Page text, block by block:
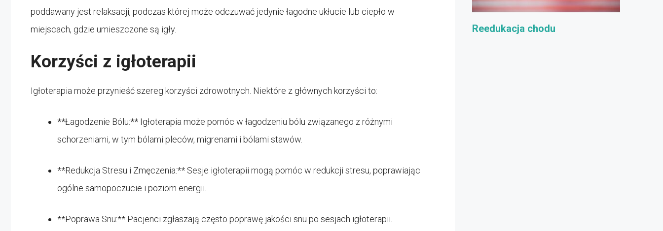
poddawany jest relaksacji, podczas której może odczuwać jedynie łagodne ukłucie lub ciepło w
miejscach, gdzie umieszczone są igły.
Korzyści z igłoterapii
Igłoterapia może przynieść szereg korzyści zdrowotnych. Niektóre z głównych korzyści to:
**Łagodzenie Bólu:** Igłoterapia może pomóc w łagodzeniu bólu związanego z różnymi
schorzeniami, w tym bólami pleców, migrenami i bólami stawów.
**Redukcja Stresu i Zmęczenia:** Sesje igłoterapii mogą pomóc w redukcji stresu, poprawiając
ogólne samopoczucie i poziom energii.
**Poprawa Snu:** Pacjenci zgłaszają często poprawę jakości snu po sesjach igłoterapii.
Reedukacja chodu